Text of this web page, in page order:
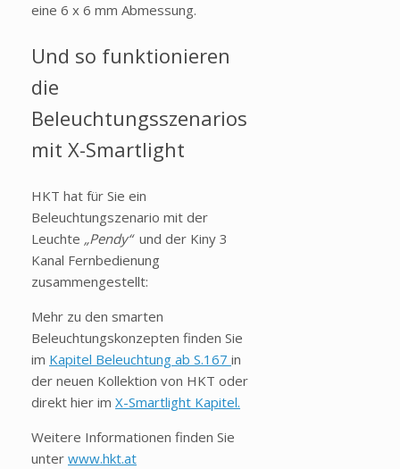
eine 6 x 6 mm Abmessung.
Und so funktionieren
die
Beleuchtungsszenarios
mit X-Smartlight
HKT hat für Sie ein
Beleuchtungszenario mit der
Leuchte „Pendy“und der Kiny 3
Kanal Fernbedienung
zusammengestellt:
Mehr zu den smarten
Beleuchtungskonzepten finden Sie
im Kapitel Beleuchtung ab S.167 in
der neuen Kollektion von HKT oder
direkt hier im X-Smartlight Kapitel.
Weitere Informationen finden Sie
unter www.hkt.at